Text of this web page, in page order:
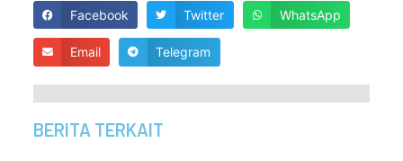
Facebook Twitter WhatsApp
Email Telegram
BERITA TERKAIT